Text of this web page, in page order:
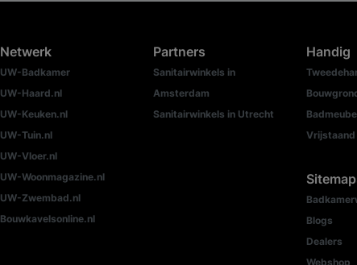
Netwerk
UW-Badkamer
UW-Haard.nl
UW-Keuken.nl
UW-Tuin.nl
UW-Vloer.nl
UW-Woonmagazine.nl
UW-Zwembad.nl
Bouwkavelsonline.nl
Partners
Sanitairwinkels in
Amsterdam
Sanitairwinkels in Utrecht
Handig
Blogs
Dealers
Webshop